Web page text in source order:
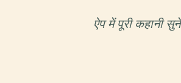
ऐप में पूरी कहानी सुनें